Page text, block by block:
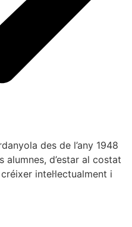
des de l’any 1948
alumnes, d’estar al costat
intel·lectualment i